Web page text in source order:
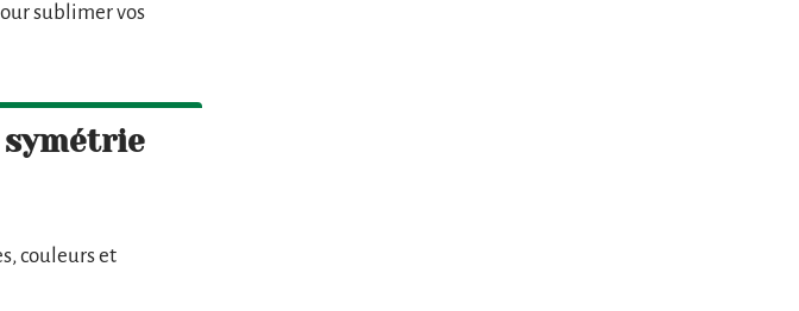
sublimer vos
symétrie
couleurs et